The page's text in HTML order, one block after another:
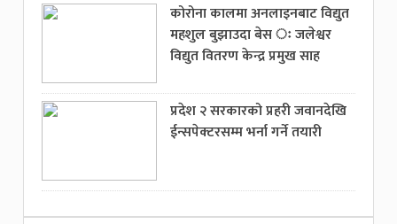
कोरोना कालमा अनलाइनबाट विद्युत
महशुल बुझाउदा बेस ः जलेश्वर
विद्युत वितरण केन्द्र प्रमुख साह
प्रदेश २ सरकारको प्रहरी जवानदेखि
ईन्सपेक्टरसम्म भर्ना गर्ने तयारी